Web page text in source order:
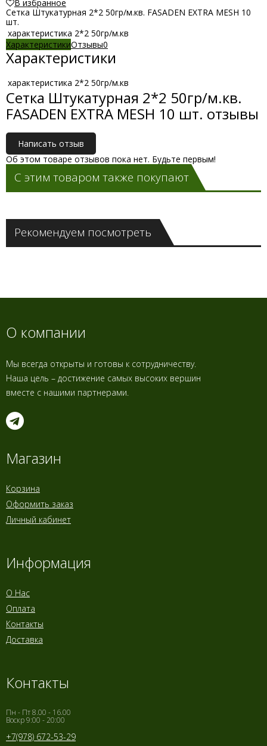
В избранное
Сетка Штукатурная 2*2 50гр/м.кв. FASADEN EXTRA MESH 10
шт.
характеристика 2*2 50гр/м.кв
ХарактеристикиОтзывы0
Характеристики
характеристика 2*2 50гр/м.кв
Сетка Штукатурная 2*2 50гр/м.кв.
FASADEN EXTRA MESH 10 шт. отзывы
Написать отзыв
Об этом товаре отзывов пока нет. Будьте первым!
С этим товаром также покупают
Рекомендуем посмотреть
О компании
Мы всегда открыты и готовы к сотрудничеству.
Наша цель – достижение самых высоких вершин
вместе с нашими партнерами.
Магазин
Корзина
Оформить заказ
Личный кабинет
Информация
О Нас
Оплата
Контакты
Доставка
Контакты
Пн - Пт 8.00 - 16.00
Воскр 9:00 - 20:00
+7(978) 672-53-29